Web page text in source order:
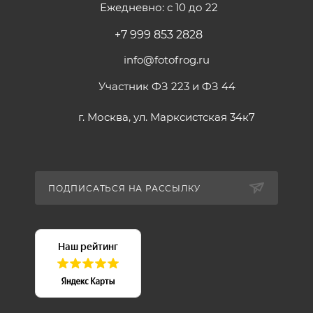
Ежедневно: с 10 до 22
+7 999 853 2828
info@fotofrog.ru
Участник ФЗ 223 и ФЗ 44
г. Москва, ул. Марксистская 34к7
ПОДПИСАТЬСЯ НА РАССЫЛКУ